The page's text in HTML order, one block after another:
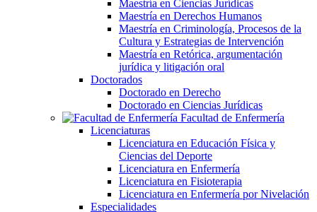
Maestría en Ciencias Jurídicas
Maestría en Derechos Humanos
Maestría en Criminología, Procesos de la
Cultura y Estrategias de Intervención
Maestría en Retórica, argumentación
jurídica y litigación oral
Doctorados
Doctorado en Derecho
Doctorado en Ciencias Jurídicas
Facultad de Enfermería
Licenciaturas
Licenciatura en Educación Física y
Ciencias del Deporte
Licenciatura en Enfermería
Licenciatura en Fisioterapia
Licenciatura en Enfermería por Nivelación
Especialidades